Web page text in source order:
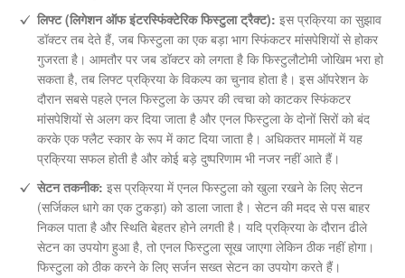
लिफ्ट (लिगेशन ऑफ इंटरस्फिंक्टेरिक फिस्टुला ट्रैक्ट): इस प्रक्रिया का सुझाव
डॉक्टर तब देते हैं, जब फिस्टुला का एक बड़ा भाग स्फिंकटर मांसपेशियों से होकर
गुजरता है। आमतौर पर जब डॉक्टर को लगता है कि फिस्टुलौटोमी जोखिम भरा हो
सकता है, तब लिफ्ट प्रक्रिया के विकल्प का चुनाव होता है। इस ऑपरेशन के
दौरान सबसे पहले एनल फिस्टुला के ऊपर की त्वचा को काटकर स्फिंकटर
मांसपेशियों से अलग कर दिया जाता है और एनल फिस्टुला के दोनों सिरों को बंद
करके एक फ्लैट स्कार के रूप में काट दिया जाता है। अधिकतर मामलों में यह
प्रक्रिया सफल होती है और कोई बड़े दुष्परिणाम भी नजर नहीं आते हैं।
सेटन तकनीक: इस प्रक्रिया में एनल फिस्टुला को खुला रखने के लिए सेटन
(सर्जिकल धागे का एक टुकड़ा) को डाला जाता है। सेटन की मदद से पस बाहर
निकल पाता है और स्थिति बेहतर होने लगती है। यदि प्रक्रिया के दौरान ढीले
सेटन का उपयोग हुआ है, तो एनल फिस्टुला सूख जाएगा लेकिन ठीक नहीं होगा।
फिस्टुला को ठीक करने के लिए सर्जन सख्त सेटन का उपयोग करते हैं।